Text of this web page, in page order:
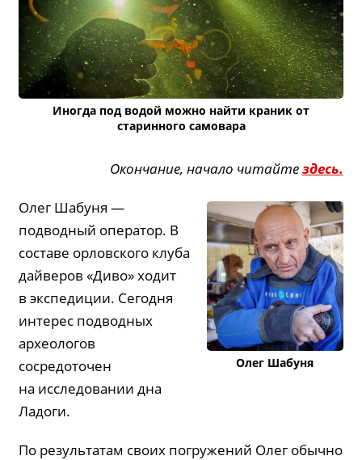
Иногда под водой можно найти краник от
старинного самовара
Окончание, начало читайтездесь.
Олег Шабуня
Олег Шабуня —
подводный оператор. В
составе орловского клуба
дайверов «Диво» ходит
в экспедиции. Сегодня
интерес подводных
археологов
сосредоточен
на исследовании дна
Ладоги.
По результатам своих погружений Олег обычно